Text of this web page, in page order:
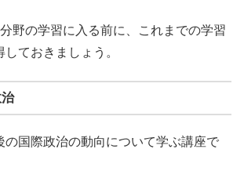
野の学習に入る前に、これまでの学習
ておきましょう。
の国際政治の動向について学ぶ講座で